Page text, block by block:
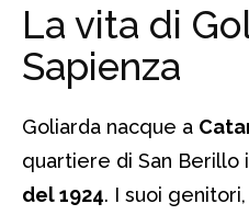
La vita di
Sapienza
Goliarda nacque a
quartiere di San Berillo
del 1924. I suoi genitori,